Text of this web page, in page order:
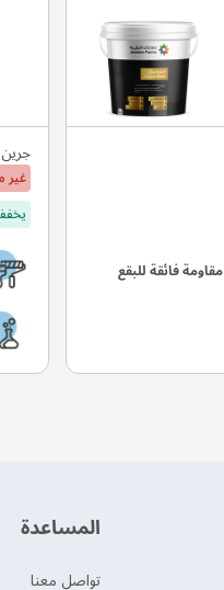
مقاومة فائقة للبقع
غير
‫المساعدة‬
تواصل معنا